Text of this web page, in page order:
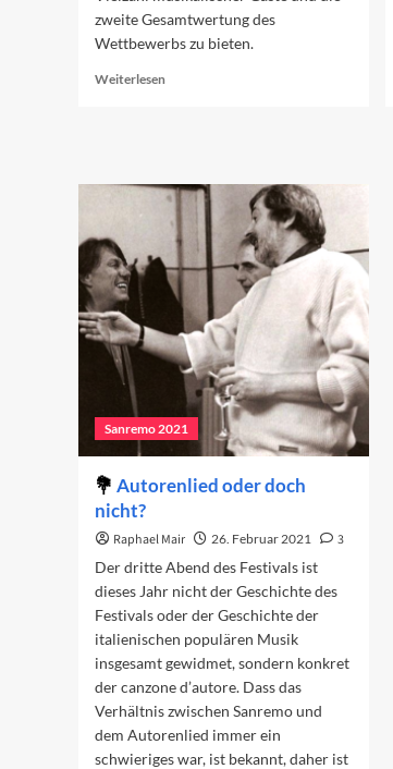
zweite Gesamtwertung des
Wettbewerbs zu bieten.
Weiterlesen
dritten
Abend
Sanremo 2021
Autorenlied oder doch
nicht?
Raphael Mair 26. Februar 2021
3
Der dritte Abend des Festivals ist
dieses Jahr nicht der Geschichte des
Festivals oder der Geschichte der
italienischen populären Musik
insgesamt gewidmet, sondern konkret
der canzone d’autore. Dass das
Verhältnis zwischen Sanremo und
dem Autorenlied immer ein
schwieriges war, ist bekannt, daher ist